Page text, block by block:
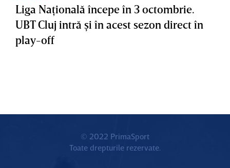
Liga Naţională începe în 3 octombrie.
UBT Cluj intră şi în acest sezon direct în
play-off
© 2022 PrimaSport
Toate drepturile rezervate.